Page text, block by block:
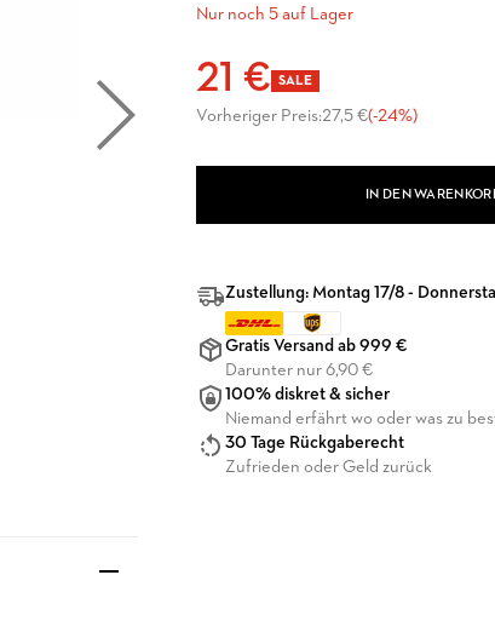
Nur noch 5 auf Lager
21 € SALE
Vorheriger Preis:27,5 €(-24%)
IN DEN
Zustellung: Montag 17/8 -
Gratis Versand ab 999 €
Darunter nur 6,90 €
100% diskret & sicher
Niemand erfährt wo oder was zu
30 Tage Rückgaberecht
Zufrieden oder Geld zurück